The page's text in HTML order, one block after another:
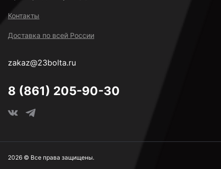
Контакты
Доставка по всей России
zakaz@23bolta.ru
8 (861) 205-90-30
2026 © Все права защищены.